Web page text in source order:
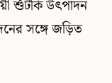
শুঁটকি উৎপাদন
সঙ্গে জড়িত